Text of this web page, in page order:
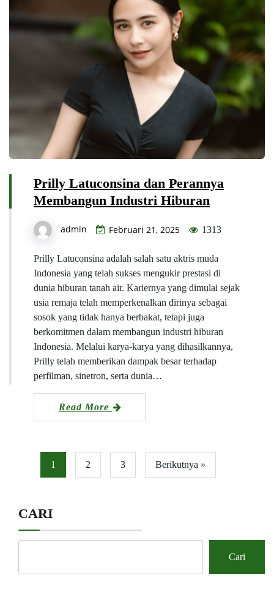
Prilly Latuconsina dan Perannya
Membangun Industri Hiburan
admin Februari 21, 2025 1313
Prilly Latuconsina adalah salah satu aktris muda
Indonesia yang telah sukses mengukir prestasi di
dunia hiburan tanah air. Kariernya yang dimulai sejak
usia remaja telah memperkenalkan dirinya sebagai
sosok yang tidak hanya berbakat, tetapi juga
berkomitmen dalam membangun industri hiburan
Indonesia. Melalui karya-karya yang dihasilkannya,
Prilly telah memberikan dampak besar terhadap
perfilman, sinetron, serta dunia…
Read More
1 2 3 Berikutnya »
CARI
Cari